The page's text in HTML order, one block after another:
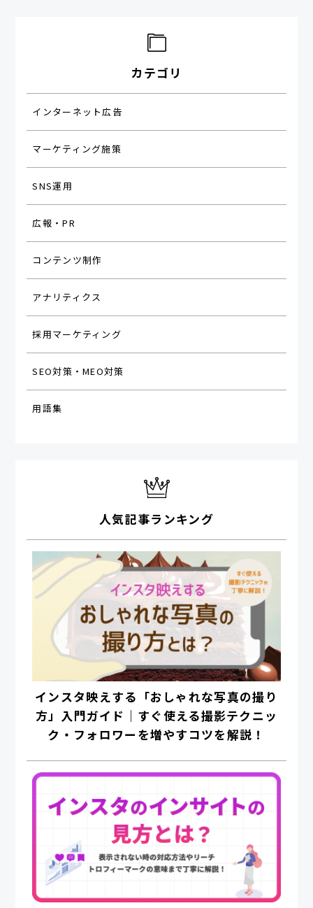
カテゴリ
インターネット広告
マーケティング施策
SNS運用
広報・PR
コンテンツ制作
アナリティクス
採用マーケティング
SEO対策・MEO対策
用語集
人気記事ランキング
インスタ映えする「おしゃれな写真の撮り
方」入門ガイド｜すぐ使える撮影テクニッ
ク・フォロワーを増やすコツを解説！